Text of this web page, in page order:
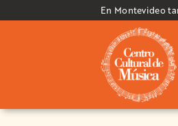
En Montevideo